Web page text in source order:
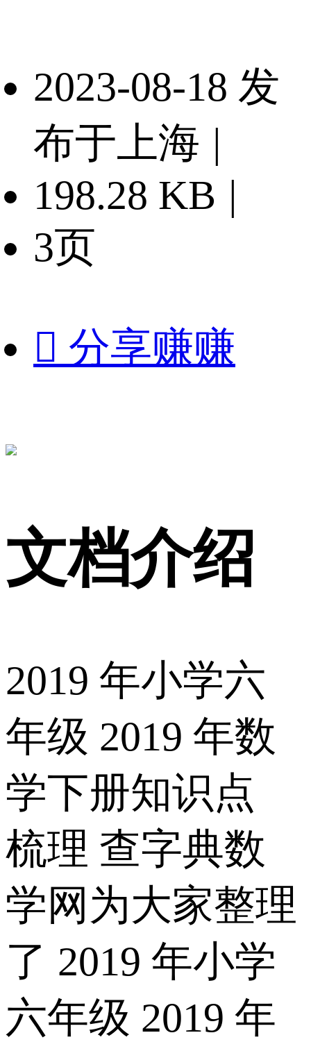
2023-08-18 发
布于上海 |
198.28 KB |
3页
 分享赚赚
文档介绍
2019 年小学六
年级 2019 年数
学下册知识点
梳理 查字典数
学网为大家整理
了 2019 年小学
六年级 2019 年